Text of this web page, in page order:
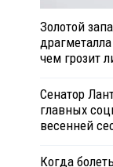
Золотой
чем грозит
Сенатор
главных
весенней
Когда